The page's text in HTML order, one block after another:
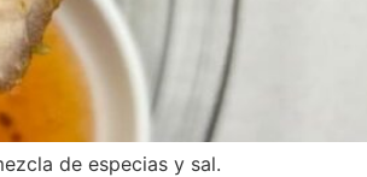
de especias y sal.